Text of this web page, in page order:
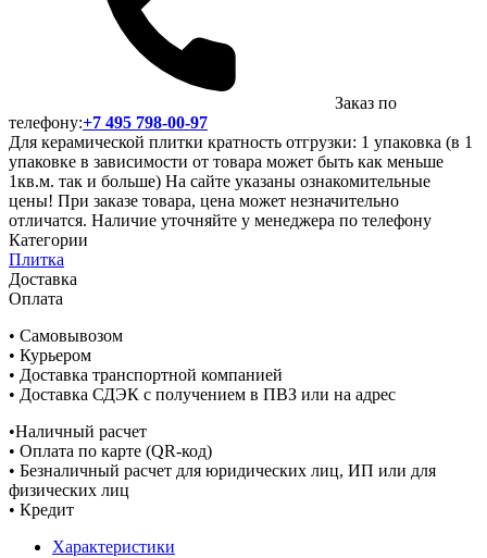
Заказ по
телефону:+7 495 798-00-97
Для керамической плитки кратность отгрузки: 1 упаковка (в 1
упаковке в зависимости от товара может быть как меньше
1кв.м. так и больше) На сайте указаны ознакомительные
цены! При заказе товара, цена может незначительно
отличатся. Наличие уточняйте у менеджера по телефону
Категории
Плитка
Доставка
Оплата
• Самовывозом
• Курьером
• Доставка транспортной компанией
• Доставка СДЭК с получением в ПВЗ или на адрес
•Наличный расчет
• Оплата по карте (QR-код)
• Безналичный расчет для юридических лиц, ИП или для
физических лиц
• Кредит
Характеристики